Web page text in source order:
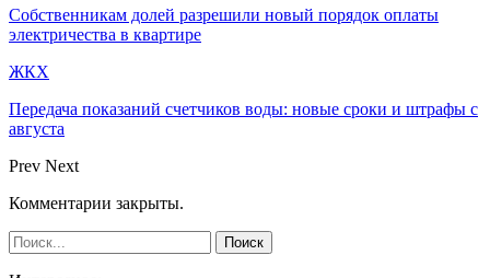
Собственникам долей разрешили новый порядок оплаты
электричества в квартире
ЖКХ
Передача показаний счетчиков воды: новые сроки и штрафы с
августа
Prev Next
Комментарии закрыты.